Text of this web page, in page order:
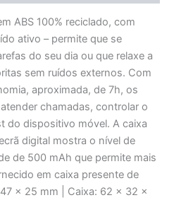
ABS 100% reciclado, com
ativo – permite que se
do seu dia ou que relaxe a
sem ruídos externos. Com
aproximada, de 7h, os
chamadas, controlar o
do dispositivo móvel. A caixa
digital mostra o nível de
de 500 mAh que permite mais
em caixa presente de
x 25 mm | Caixa: 62 x 32 x